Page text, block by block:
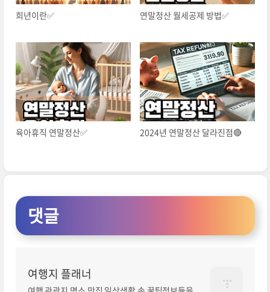
희년이란✅ 연말정산 월세공제 방법✅
육아휴직 연말정산✅ 2024년 연말정산 달라진점🔴
댓글
여행지 플래너